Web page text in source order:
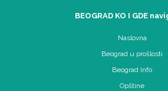
BEOGRAD KO I GDE
Naslovna
Beograd u prošlosti
Beograd Info
Opštine